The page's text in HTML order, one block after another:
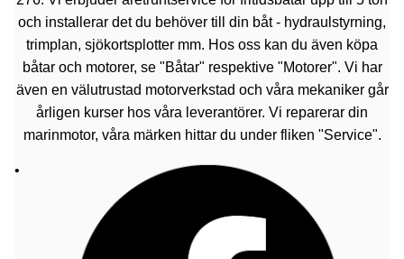
och installerar det du behöver till din båt - hydraulstyrning,
trimplan, sjökortsplotter mm. Hos oss kan du även köpa
båtar och motorer, se "Båtar" respektive "Motorer". Vi har
även en välutrustad motorverkstad och våra mekaniker går
årligen kurser hos våra leverantörer. Vi reparerar din
marinmotor, våra märken hittar du under fliken "Service".